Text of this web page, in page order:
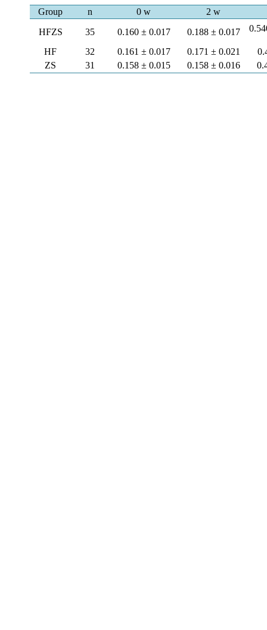
Group n 0 w
2 w
HFZS
35 0.160 ± 0.017 0.188 ± 0.017
HF 32 0.161 ± 0.017 0.171 ± 0.021
ZS
31 0.158 ± 0.015 0.158 ± 0.016